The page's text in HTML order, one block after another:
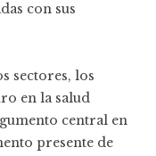
con sus
sectores, los
en la salud
central en
presente de